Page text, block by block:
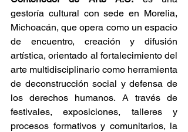
gestoría cultural con sede en Morelia,
Michoacán, que opera como un espacio
de encuentro, creación y difusión
artística, orientado al fortalecimiento del
arte multidisciplinario como herramienta
de deconstrucción social y defensa de
los derechos humanos. A través de
festivales, exposiciones, talleres y
procesos formativos y comunitarios, la